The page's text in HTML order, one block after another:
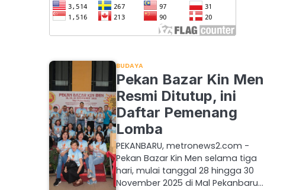
BUDAYA
Pekan Bazar Kin Men
Resmi Ditutup, ini
Daftar Pemenang
Lomba
PEKANBARU, metronews2.com -
Pekan Bazar Kin Men selama tiga
hari, mulai tanggal 28 hingga 30
November 2025 di Mal Pekanbaru…